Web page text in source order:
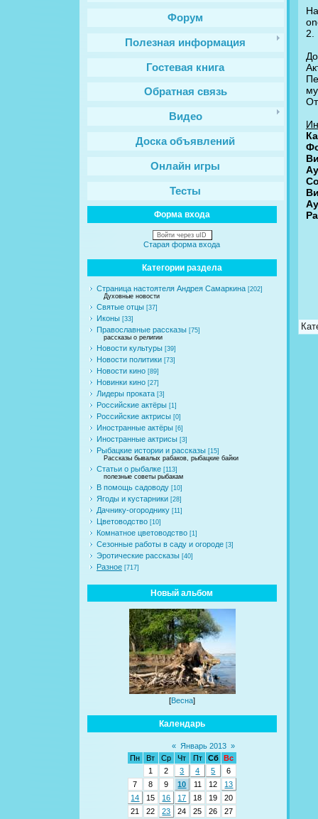
Форум
Полезная информация
Гостевая книга
Обратная связь
Видео
Доска объявлений
Онлайн игры
Тесты
Форма входа
Войти через uID
Старая форма входа
Категории раздела
Страница настоятеля Андрея Самаркина [202]
Духовные новости
Святые отцы [37]
Иконы [33]
Православные рассказы [75]
рассказы о религии
Новости культуры [39]
Новости политики [73]
Новости кино [89]
Новинки кино [27]
Лидеры проката [3]
Российские актёры [1]
Российские актрисы [0]
Иностранные актёры [6]
Иностранные актрисы [3]
Рыбацкие истории и рассказы [15]
Рассказы бывалых рабаков, рыбацкие байки
Статьи о рыбалке [113]
полезные советы рыбакам
В помощь садоводу [10]
Ягоды и кустарники [28]
Дачнику-огороднику [11]
Цветоводство [10]
Комнатное цветоводство [1]
Сезонные работы в саду и огороде [3]
Эротические рассказы [40]
Разное [717]
Новый альбом
[Весна]
Календарь
« Январь 2013 »
Пн
Вт Ср Чт Пт Сб
Вс
1
2 3 4 5
6
7
8 9 10 11 12
13
14
15 16 17 18 19
20
21
22 23 24 25 26
27
2.